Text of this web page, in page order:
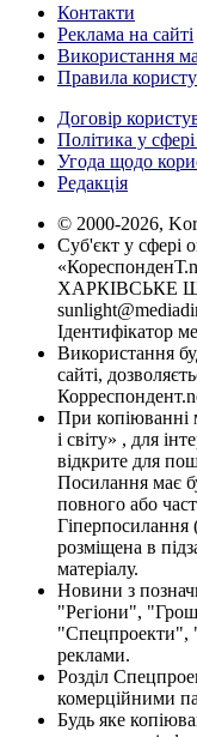
Контакти
Реклама на сайті
Використання
Правила
Договір
Політика у
Угода щодо
Редакція
© 2000-2026,
Суб'єкт у сфері
ХАРКІВСЬКЕ
Ідентифікатор
Використання
сайті,
При копіюванні
і світу» , для
відкрите для
Посилання має
повного або
Гіперпосилання
розміщена в
матеріалу.
Новини з
"Регіони",
"Спецпроекти",
реклами.
Розділ
комерційними
Будь яке